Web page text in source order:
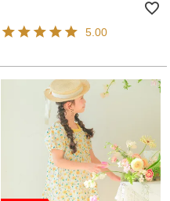
5.00